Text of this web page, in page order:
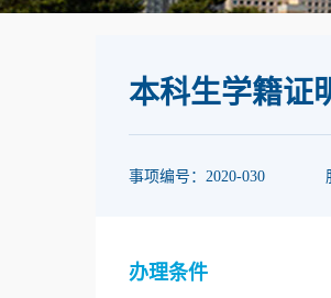
本科生学籍证
事项编号：2020-030
办理条件